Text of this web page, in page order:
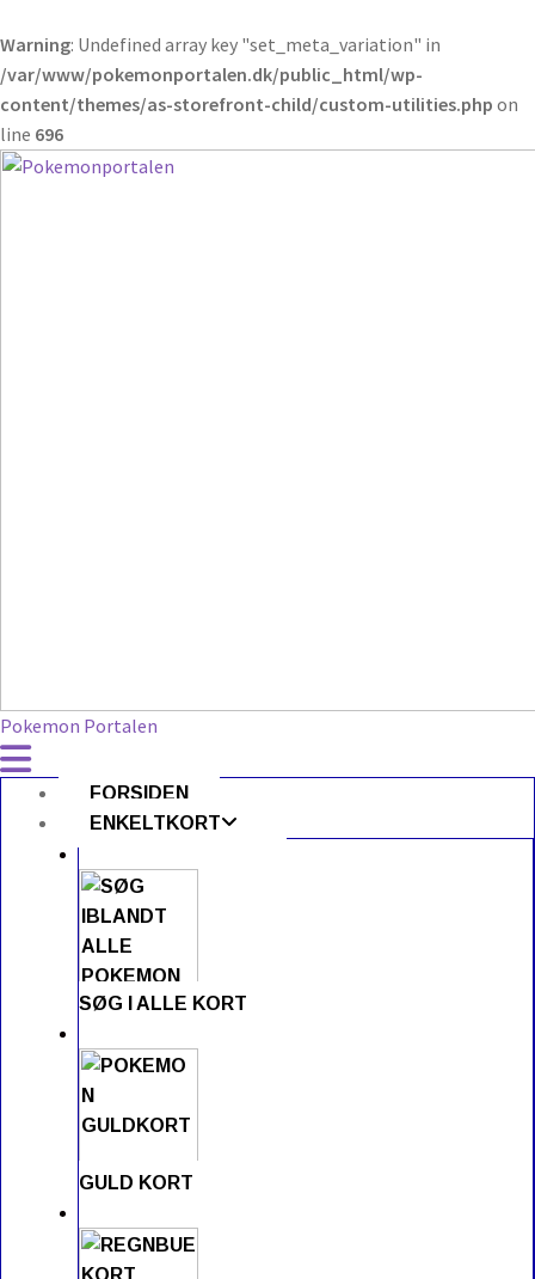
Warning: Undefined array key "set_meta_variation" in
/var/www/pokemonportalen.dk/public_html/wp-
content/themes/as-storefront-child/custom-utilities.php on
line 696
Pokemon Portalen
FORSIDEN
ENKELTKORT
SØG I ALLE KORT
GULD KORT